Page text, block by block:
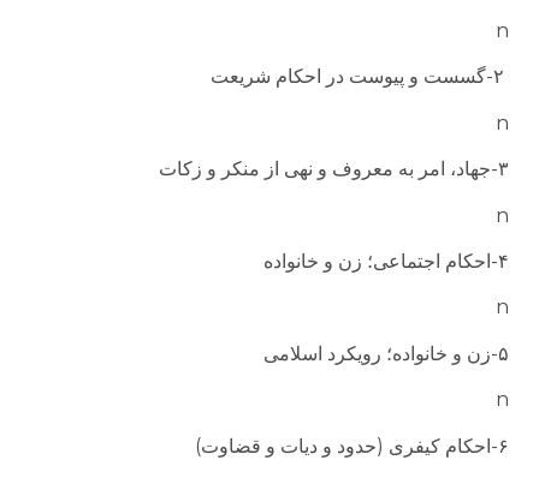
n
n
۳-جهاد، امر به معروف و نهی از منکر و زکات
n
۴-احکام اجتماعی؛ زن و خانواده
n
۵-زن و خانواده؛ رویکرد اسلامی
n
۶-احکام کیفری (حدود و دیات و قضاوت)